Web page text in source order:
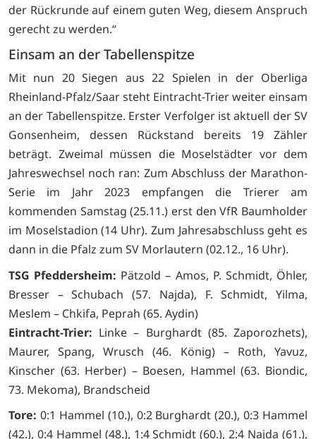
der Rückrunde auf einem guten Weg, diesem Anspruch
gerecht zu werden.“
Einsam an der Tabellenspitze
Mit nun 20 Siegen aus 22 Spielen in der Oberliga
Rheinland-Pfalz/Saar steht Eintracht-Trier weiter einsam
an der Tabellenspitze. Erster Verfolger ist aktuell der SV
Gonsenheim, dessen Rückstand bereits 19 Zähler
beträgt. Zweimal müssen die Moselstädter vor dem
Jahreswechsel noch ran: Zum Abschluss der Marathon-
Serie im Jahr 2023 empfangen die Trierer am
kommenden Samstag (25.11.) erst den VfR Baumholder
im Moselstadion (14 Uhr). Zum Jahresabschluss geht es
dann in die Pfalz zum SV Morlautern (02.12., 16 Uhr).
TSG Pfeddersheim: Pätzold – Amos, P. Schmidt, Öhler,
Bresser – Schubach (57. Najda), F. Schmidt, Yilma,
Meslem – Chkifa, Peprah (65. Aydin)
Eintracht-Trier: Linke – Burghardt (85. Zaporozhets),
Maurer, Spang, Wrusch (46. König) – Roth, Yavuz,
Kinscher (63. Herber) – Boesen, Hammel (63. Biondic,
73. Mekoma), Brandscheid
Tore: 0:1 Hammel (10.), 0:2 Burghardt (20.), 0:3 Hammel
(42.), 0:4 Hammel (48.), 1:4 Schmidt (60.), 2:4 Najda (61.),